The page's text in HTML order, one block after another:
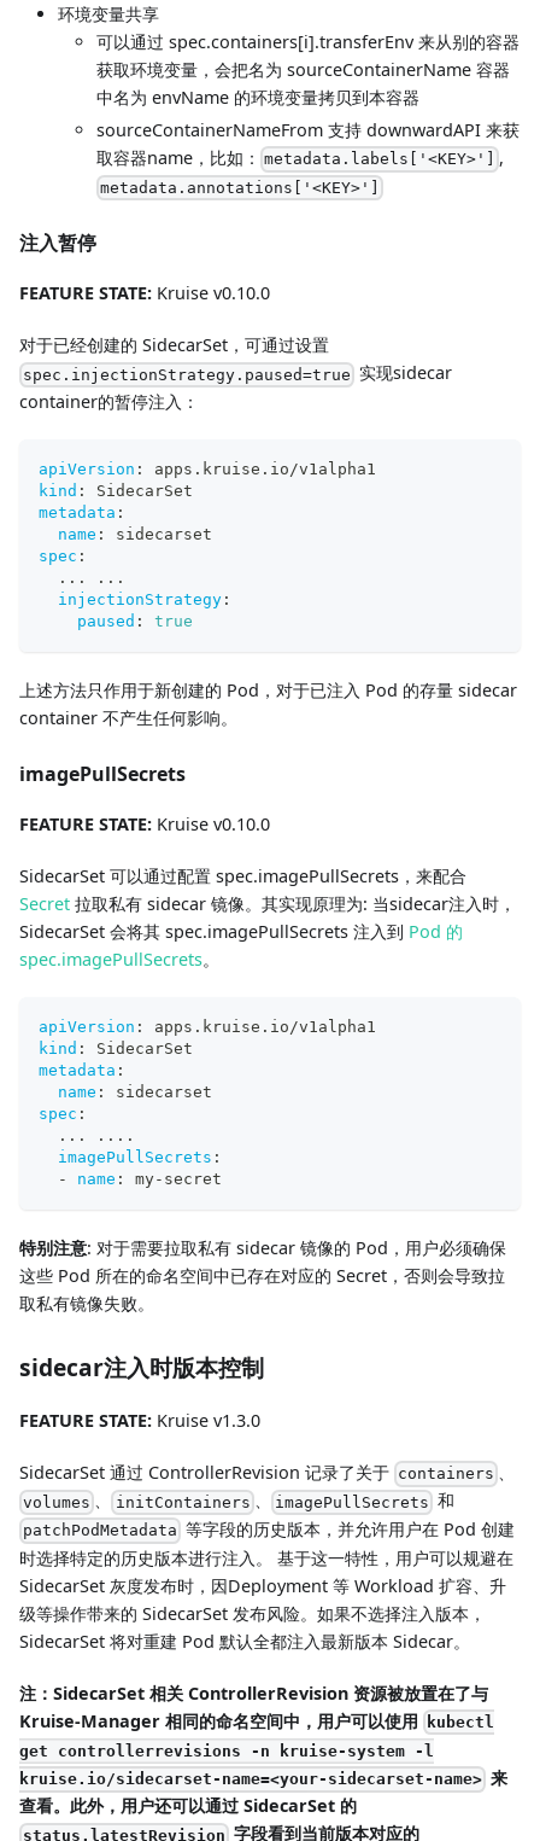
环境变量共享
可以通过 spec.containers[i].transferEnv 来从别的容器
获取环境变量，会把名为 sourceContainerName 容器
中名为 envName 的环境变量拷贝到本容器
sourceContainerNameFrom 支持 downwardAPI 来获
取容器name，比如：
metadata.labels['<KEY>'] ,
metadata.annotations['<KEY>']
注入暂停
FEATURE STATE: Kruise v0.10.0
对于已经创建的 SidecarSet，可通过设置
spec.injectionStrategy.paused=true 实现sidecar
container的暂停注入：
apiVersion :
apps.kruise.io/v1alpha1
kind :
SidecarSet
metadata :
name :
sidecarset
spec :
...
...
injectionStrategy :
paused : true
上述方法只作用于新创建的 Pod，对于已注入 Pod 的存量 sidecar
container 不产生任何影响。
imagePullSecrets
FEATURE STATE: Kruise v0.10.0
SidecarSet 可以通过配置 spec.imagePullSecrets，来配合
Secret 拉取私有 sidecar 镜像。其实现原理为: 当sidecar注入时，
SidecarSet 会将其 spec.imagePullSecrets 注入到 Pod 的
spec.imagePullSecrets。
apiVersion :
apps.kruise.io/v1alpha1
kind :
SidecarSet
metadata :
name :
sidecarset
spec :
...
... .
imagePullSecrets :
-
name : my- secret
特别注意: 对于需要拉取私有 sidecar 镜像的 Pod，用户必须确保
这些 Pod 所在的命名空间中已存在对应的 Secret，否则会导致拉
取私有镜像失败。
sidecar注入时版本控制
FEATURE STATE: Kruise v1.3.0
SidecarSet 通过 ControllerRevision 记录了关于 containers
volumes 、 initContainers 、 imagePullSecrets 和
patchPodMetadata 等字段的历史版本，并允许用户在 Pod 创建
时选择特定的历史版本进行注入。 基于这一特性，用户可以规避在
SidecarSet 灰度发布时，因Deployment 等 Workload 扩容、升
级等操作带来的 SidecarSet 发布风险。如果不选择注入版本，
SidecarSet 将对重建 Pod 默认全都注入最新版本 Sidecar。
注：SidecarSet 相关 ControllerRevision 资源被放置在了与
Kruise-Manager 相同的命名空间中，用户可以使用
kubectl
get controllerrevisions -n kruise-system -l
kruise.io/sidecarset-name=<your-sidecarset-name> 来
查看。此外，用户还可以通过 SidecarSet 的
status.latestRevision 字段看到当前版本对应的